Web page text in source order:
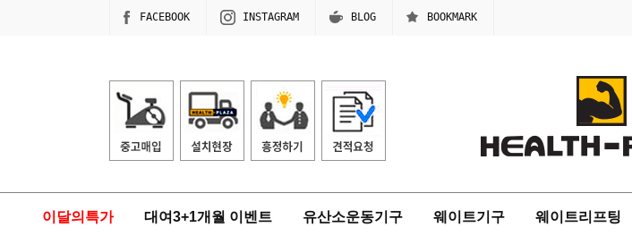
FACEBOOK INSTAGRAM BLOG BOOKMARK
이달의특가 대여3+1개월 이벤트 유산소운동기구 웨이트기구 웨이트리프팅